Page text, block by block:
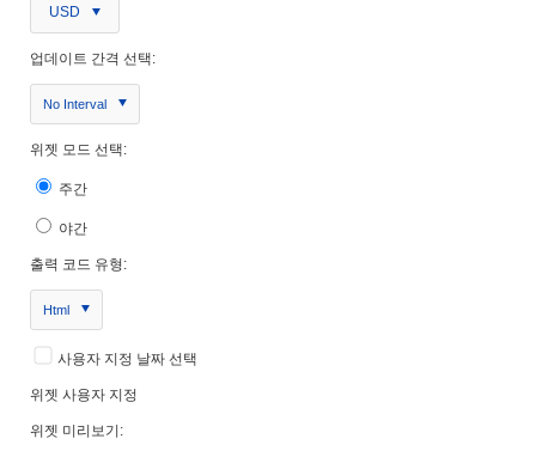
USD
업데이트 간격 선택:
No Interval
위젯 모드 선택:
주간
야간
출력 코드 유형:
Html
사용자 지정 날짜 선택
위젯 사용자 지정
위젯 미리보기: